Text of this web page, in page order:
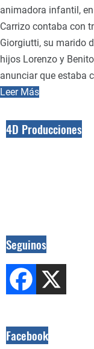
animadora infantil,
Carrizo contaba con
Giorgiutti, su marido
hijos Lorenzo y
anunciar que estaba
Leer Más
4D Producciones
Seguinos
Facebook